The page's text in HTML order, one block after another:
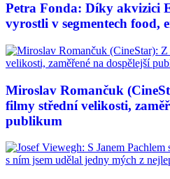
Petra Fonda: Díky akvizici
vyrostli v segmentech food,
Miroslav Romančuk
filmy střední velikosti,
publikum